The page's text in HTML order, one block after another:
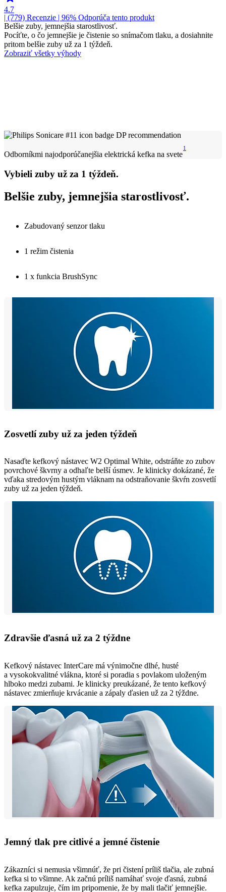
4.7
| (779) Recenzie | 96% Odporúča tento produkt
Belšie zuby, jemnejšia starostlivosť.
Pocíťte, o čo jemnejšie je čistenie so snímačom tlaku, a dosiahnite
pritom belšie zuby už za 1 týždeň.
Zobraziť všetky výhody
Odborníkmi najodporúčanejšia elektrická kefka na svete
1
Vybieli zuby už za 1 týždeň.
Belšie zuby, jemnejšia starostlivosť.
Zabudovaný senzor tlaku
1 režim čistenia
1 x funkcia BrushSync
Zosvetlí zuby už za jeden týždeň
Nasaďte kefkový nástavec W2 Optimal White, odstráňte zo zubov
povrchové škvrny a odhaľte belší úsmev. Je klinicky dokázané, že
vďaka stredovým hustým vláknam na odstraňovanie škvŕn zosvetlí
zuby už za jeden týždeň.
Zdravšie ďasná už za 2 týždne
Kefkový nástavec InterCare má výnimočne dlhé, husté
a vysokokvalitné vlákna, ktoré si poradia s povlakom uloženým
hlboko medzi zubami. Je klinicky preukázané, že tento kefkový
nástavec zmierňuje krvácanie a zápaly ďasien už za 2 týždne.
Jemný tlak pre citlivé a jemné čistenie
Zákazníci si nemusia všimnúť, že pri čistení príliš tlačia, ale zubná
kefka si to všimne. Ak začnú príliš namáhať svoje ďasná, zubná
kefka zapulzuje, čím im pripomenie, že by mali tlačiť jemnejšie.